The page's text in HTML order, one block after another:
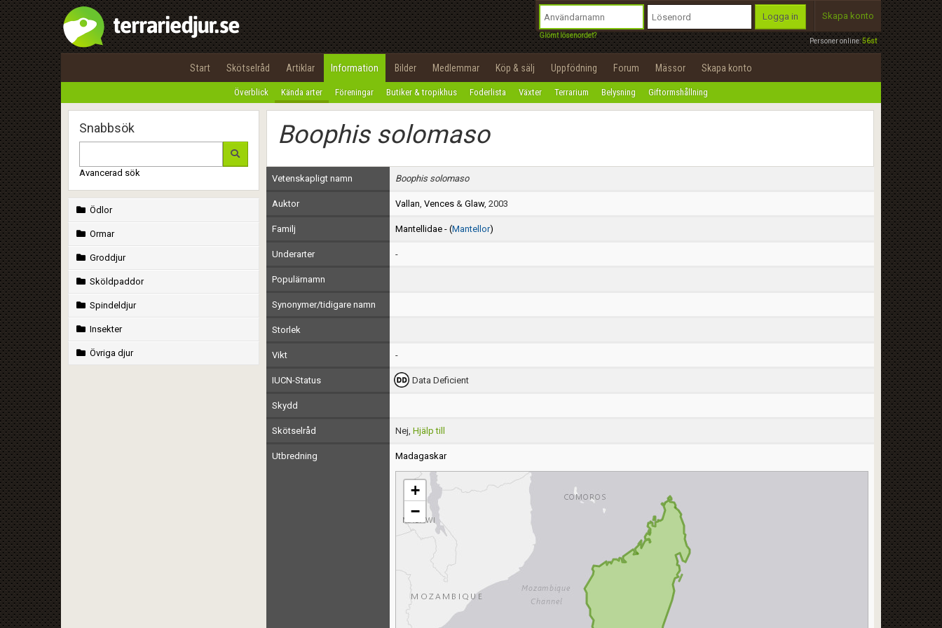
Personer online:56st
Logga in
Glömt lösenordet?
Skapa konto
Start Skötselråd Artiklar Information Bilder Medlemmar Köp & sälj Uppfödning Forum Mässor Skapa konto
Överblick Kända arter Föreningar Butiker & tropikhus Foderlista Växter Terrarium Belysning Giftormshållning
Snabbsök
Avancerad sök
Ödlor
Ormar
Groddjur
Sköldpaddor
Spindeldjur
Insekter
Övriga djur
Boophis solomaso
Vetenskapligt namn Boophis solomaso
Auktor Vallan, Vences& Glaw, 2003
Familj Mantellidae - (Mantellor)
Underarter -
Populärnamn
Synonymer/tidigare namn
Storlek
Vikt -
IUCN-Status Data Deficient
Skydd
Skötselråd Nej, Hjälp till
Utbredning Madagaskar
+
−
Utför
100%
OK
integritetspolicy
Namn:
Epost:
Användarnamn:
Lösenord:
Privacy Policy
Terms of Service
Begär nytt lösenord
Tillbaka till förstasidan